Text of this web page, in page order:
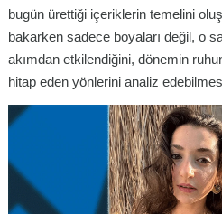
bugün ürettiği içeriklerin temelini
bakarken sadece boyaları değil, o
akımdan etkilendiğini, dönemin
hitap eden yönlerini analiz